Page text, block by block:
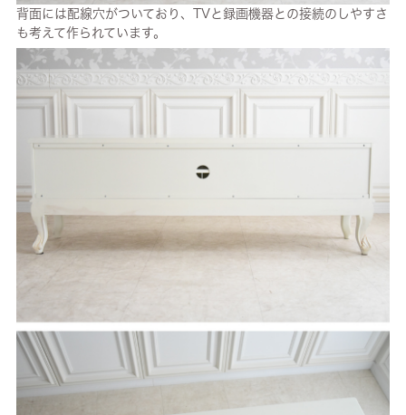
背面には配線穴がついており、TVと録画機器との接続のしやすさ
も考えて作られています。